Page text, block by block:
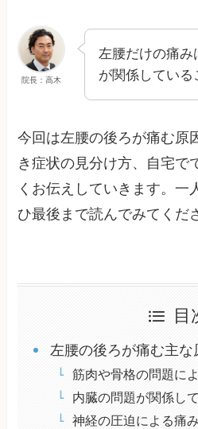
院長：高木
左腰だけの痛
が関係している
今回は左腰の後ろが痛む原
き症状の見分け方、自宅で
くお伝えしていきます。一
ひ最後まで読んでみてくだ
目
左腰の後ろが痛む主な
筋肉や骨格の問題に
内臓の問題が関係し
神経の圧迫による痛み